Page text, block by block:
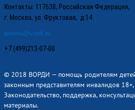
Контакты: 117638, Российская Федерация,
г. Москва, ул. Фруктовая, д.14
premia@vordi.ru
+7 (499)213-07-00
© 2018 ВОРДИ — помощь родителям
законным представителям инвалидов
Законодательство, поддержка,
материалы.